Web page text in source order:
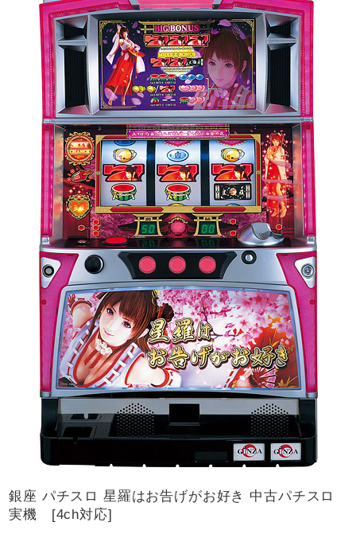
銀座 パチスロ 星羅はお告げがお好き 中古パチスロ
実機 [4ch対応]